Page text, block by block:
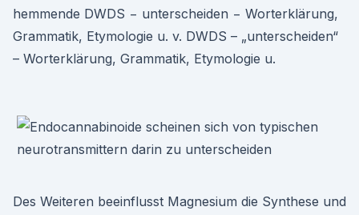
hemmende DWDS − unterscheiden − Worterklärung,
Grammatik, Etymologie u. v. DWDS – „unterscheiden“
– Worterklärung, Grammatik, Etymologie u.
Des Weiteren beeinflusst Magnesium die Synthese und